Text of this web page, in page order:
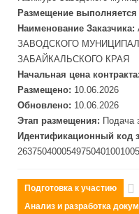
Размещение выполняется
Наименование Заказчика:
ЗАВОДСКОГО
ЗАБАЙКАЛЬСКОГО КРАЯ
Начальная цена контракта:
Размещено: 10.06.2026
Обновлено: 10.06.2026
Этап размещения: Подача
Идентификационный код
Подготовка к участию
Анализ и разработка